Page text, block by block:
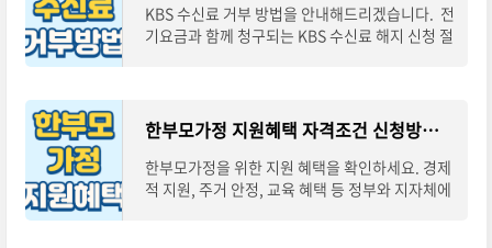
KBS 수신료 거부 방법을 안내해드리겠습니다. 전
기요금과 함께 청구되는 KBS 수신료 해지 신청 절
한부모가정 지원혜택 자격조건 신청방법 안내
한부모가정을 위한 지원 혜택을 확인하세요. 경제
적 지원, 주거 안정, 교육 혜택 등 정부와 지자체에